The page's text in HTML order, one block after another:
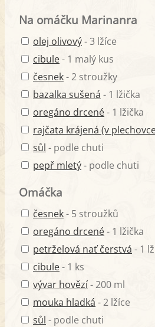
Na omáčku Marinanra
olej olivový- 3 lžíce
cibule- 1 malý kus
česnek- 2 stroužky
bazalka sušená - 1 lžička
oregáno drcené- 1 lžička
rajčata krájená (v
sůl - podle chuti
pepř mletý- podle chuti
Omáčka
česnek- 5 stroužků
oregáno drcené- 1 lžička
petrželová nať čerstvá - 1
cibule- 1 ks
vývar hovězí- 200 ml
mouka hladká - 2 lžíce
sůl - podle chuti